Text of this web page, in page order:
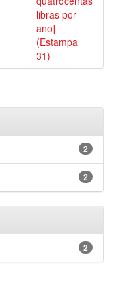
libras por
ano]
(Estampa
31)
2
2
2